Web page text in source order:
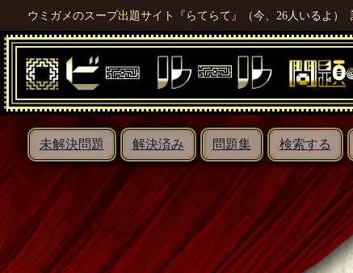
ウミガメのスープ出題サイト『らてらて』 （今、26人いるよ）
未解決問題 解決済み 問題集 検索する